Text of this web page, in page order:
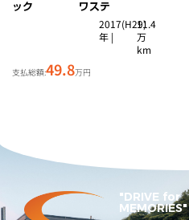
ック
ワステ
2017(H29)
年 |
11.4
万
km
支払総額:49.8万円
"DRIVE for
MEMORIES"